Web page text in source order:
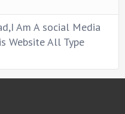
Am A social Media
Website All Type